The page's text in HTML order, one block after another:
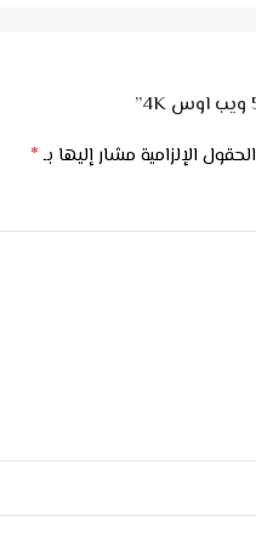
الحقول الإلزامية مشار إليها بـ*